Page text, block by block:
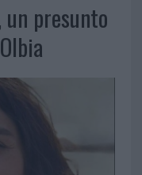
un presunto